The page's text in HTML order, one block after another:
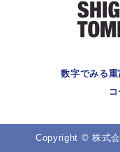
数字でみる重
Copyright © 株式